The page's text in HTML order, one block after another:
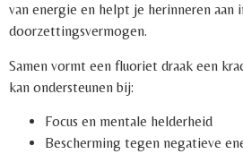
van energie en helpt je herinneren aan
doorzettingsvermogen.
Samen vormt een fluoriet draak een
kan ondersteunen bij:
Focus en mentale helderheid
Bescherming tegen negatieve